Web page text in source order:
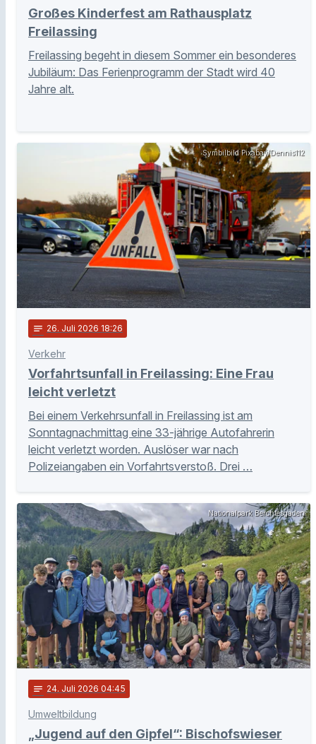
Großes Kinderfest am Rathausplatz
Freilassing
Freilassing begeht in diesem Sommer ein besonderes
Jubiläum: Das Ferienprogramm der Stadt wird 40
Jahre alt.
Symbilbild Pixabay/Dennis112
notes 26. Juli 2026 18:26
Verkehr
Vorfahrtsunfall in Freilassing: Eine Frau
leicht verletzt
Bei einem Verkehrsunfall in Freilassing ist am
Sonntagnachmittag eine 33-jährige Autofahrerin
leicht verletzt worden. Auslöser war nach
Polizeiangaben ein Vorfahrtsverstoß. Drei …
Nationalpark Berchtesgaden
notes 24. Juli 2026 04:45
Umweltbildung
„Jugend auf den Gipfel“: Bischofswieser